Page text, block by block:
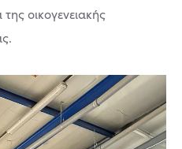
οικογενειακής